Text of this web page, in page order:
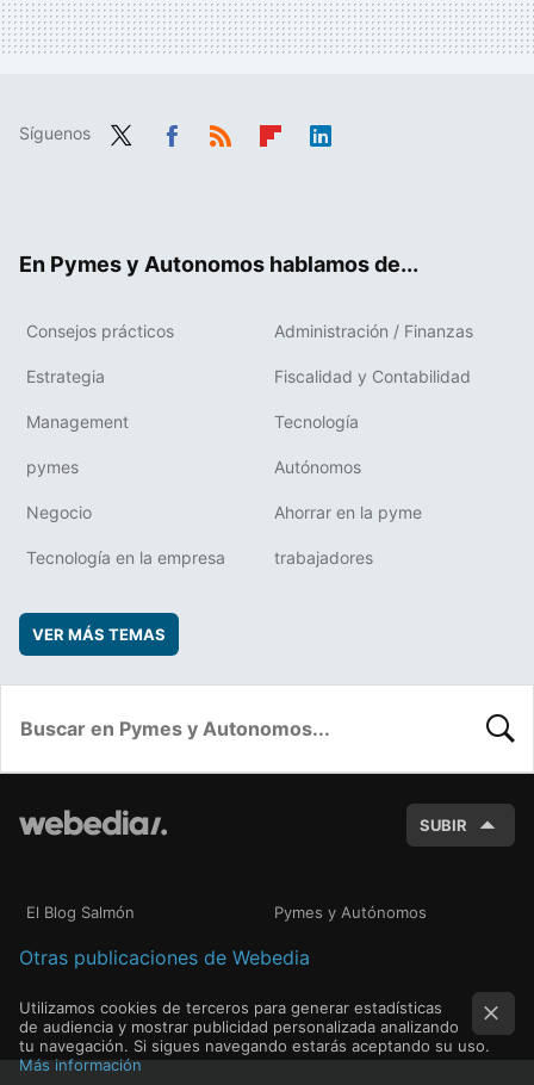
Síguenos
En Pymes y Autonomos hablamos de...
Consejos prácticos Administración / Finanzas
Estrategia Fiscalidad y Contabilidad
Management Tecnología
pymes Autónomos
Negocio Ahorrar en la pyme
Tecnología en la empresa trabajadores
VER MÁS TEMAS
SUBIR
El Blog Salmón Pymes y Autónomos
Otras publicaciones de Webedia
Utilizamos cookies de terceros para generar estadísticas
de audiencia y mostrar publicidad personalizada analizando
tu navegación. Si sigues navegando estarás aceptando su uso.
Más información